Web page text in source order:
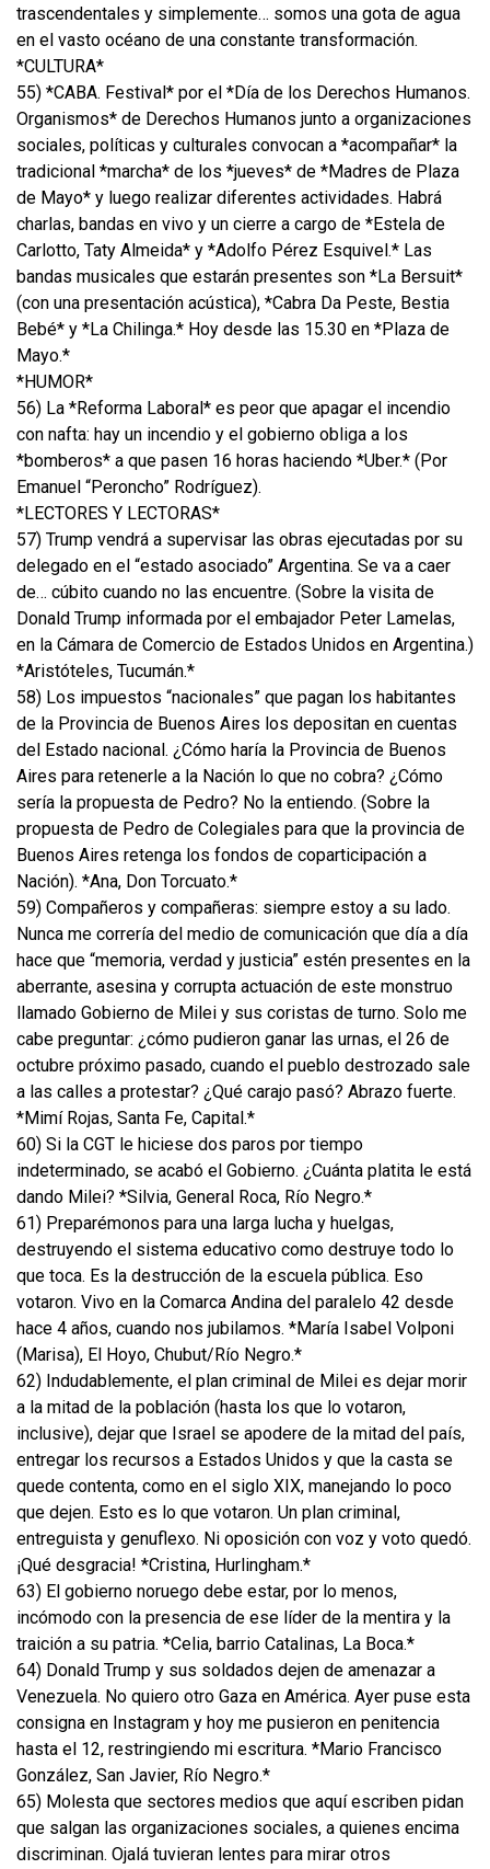
trascendentales y simplemente… somos una gota de agua
en el vasto océano de una constante transformación.
*CULTURA*
55) *CABA. Festival* por el *Día de los Derechos Humanos.
Organismos* de Derechos Humanos junto a organizaciones
sociales, políticas y culturales convocan a *acompañar* la
tradicional *marcha* de los *jueves* de *Madres de Plaza
de Mayo* y luego realizar diferentes actividades. Habrá
charlas, bandas en vivo y un cierre a cargo de *Estela de
Carlotto, Taty Almeida* y *Adolfo Pérez Esquivel.* Las
bandas musicales que estarán presentes son *La Bersuit*
(con una presentación acústica), *Cabra Da Peste, Bestia
Bebé* y *La Chilinga.* Hoy desde las 15.30 en *Plaza de
Mayo.*
*HUMOR*
56) La *Reforma Laboral* es peor que apagar el incendio
con nafta: hay un incendio y el gobierno obliga a los
*bomberos* a que pasen 16 horas haciendo *Uber.* (Por
Emanuel “Peroncho” Rodríguez).
*LECTORES Y LECTORAS*
57) Trump vendrá a supervisar las obras ejecutadas por su
delegado en el “estado asociado” Argentina. Se va a caer
de… cúbito cuando no las encuentre. (Sobre la visita de
Donald Trump informada por el embajador Peter Lamelas,
en la Cámara de Comercio de Estados Unidos en Argentina.)
*Aristóteles, Tucumán.*
58) Los impuestos “nacionales” que pagan los habitantes
de la Provincia de Buenos Aires los depositan en cuentas
del Estado nacional. ¿Cómo haría la Provincia de Buenos
Aires para retenerle a la Nación lo que no cobra? ¿Cómo
sería la propuesta de Pedro? No la entiendo. (Sobre la
propuesta de Pedro de Colegiales para que la provincia de
Buenos Aires retenga los fondos de coparticipación a
Nación). *Ana, Don Torcuato.*
59) Compañeros y compañeras: siempre estoy a su lado.
Nunca me correría del medio de comunicación que día a día
hace que “memoria, verdad y justicia” estén presentes en la
aberrante, asesina y corrupta actuación de este monstruo
llamado Gobierno de Milei y sus coristas de turno. Solo me
cabe preguntar: ¿cómo pudieron ganar las urnas, el 26 de
octubre próximo pasado, cuando el pueblo destrozado sale
a las calles a protestar? ¿Qué carajo pasó? Abrazo fuerte.
*Mimí Rojas, Santa Fe, Capital.*
60) Si la CGT le hiciese dos paros por tiempo
indeterminado, se acabó el Gobierno. ¿Cuánta platita le está
dando Milei? *Silvia, General Roca, Río Negro.*
61) Preparémonos para una larga lucha y huelgas,
destruyendo el sistema educativo como destruye todo lo
que toca. Es la destrucción de la escuela pública. Eso
votaron. Vivo en la Comarca Andina del paralelo 42 desde
hace 4 años, cuando nos jubilamos. *María Isabel Volponi
(Marisa), El Hoyo, Chubut/Río Negro.*
62) Indudablemente, el plan criminal de Milei es dejar morir
a la mitad de la población (hasta los que lo votaron,
inclusive), dejar que Israel se apodere de la mitad del país,
entregar los recursos a Estados Unidos y que la casta se
quede contenta, como en el siglo XIX, manejando lo poco
que dejen. Esto es lo que votaron. Un plan criminal,
entreguista y genuflexo. Ni oposición con voz y voto quedó.
¡Qué desgracia! *Cristina, Hurlingham.*
63) El gobierno noruego debe estar, por lo menos,
incómodo con la presencia de ese líder de la mentira y la
traición a su patria. *Celia, barrio Catalinas, La Boca.*
64) Donald Trump y sus soldados dejen de amenazar a
Venezuela. No quiero otro Gaza en América. Ayer puse esta
consigna en Instagram y hoy me pusieron en penitencia
hasta el 12, restringiendo mi escritura. *Mario Francisco
González, San Javier, Río Negro.*
65) Molesta que sectores medios que aquí escriben pidan
que salgan las organizaciones sociales, a quienes encima
discriminan. Ojalá tuvieran lentes para mirar otros